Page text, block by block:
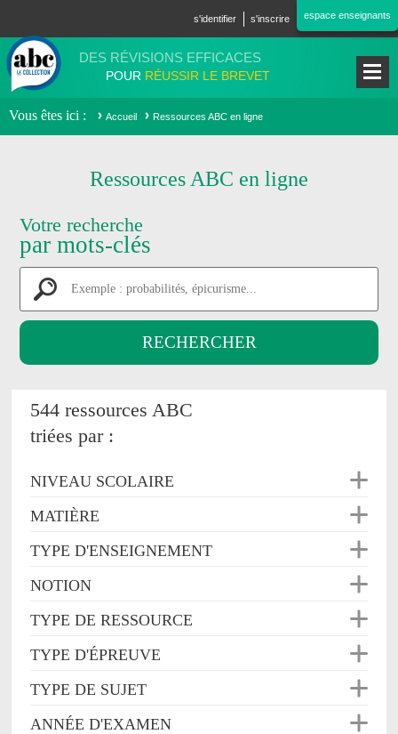
s'identifier s'inscrire espace enseignants
DES RÉVISIONS EFFICACES
POUR RÉUSSIR LE BREVET
Vous êtes ici Accueil Ressources ABC en ligne
Ressources ABC en ligne
Votre recherche
par mots-clés
544 ressources ABC
triées par :
NIVEAU SCOLAIRE
MATIÈRE
TYPE D'ENSEIGNEMENT
NOTION
TYPE DE RESSOURCE
TYPE D'ÉPREUVE
TYPE DE SUJET
ANNÉE D'EXAMEN